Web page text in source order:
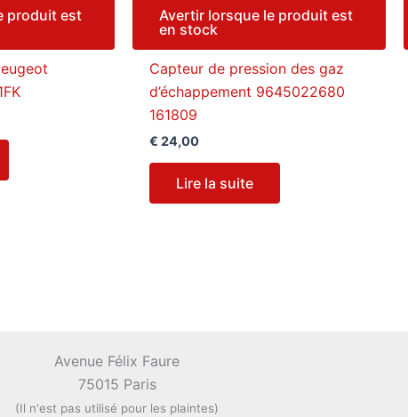
produit est
Avertir lorsque le produit est
en stock
Capteur de pression des gaz
d’échappement 9645022680
161809
€ 24,00
Lire la suite
Avenue Félix Faure
75015 Paris
(Il n'est pas utilisé pour les plaintes)